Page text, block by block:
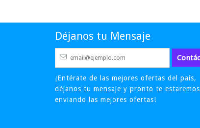
Déjanos tu Mensaje
¡Entérate de las mejores ofertas del país,
déjanos tu mensaje y pronto te estaremos
enviando las mejores ofertas!